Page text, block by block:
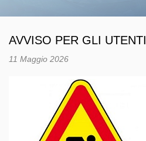
AVVISO PER GLI UTENTI
11 Maggio 2026